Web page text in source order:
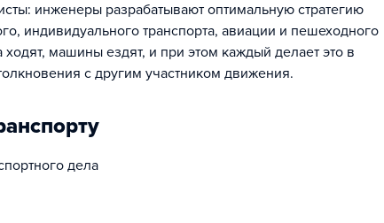
инженеры разрабатывают оптимальную стратегию
индивидуального транспорта, авиации и пешеходного
машины ездят, и при этом каждый делает это в
с другим участником движения.
дела